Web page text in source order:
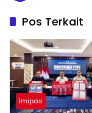
Pos Terkait
Imipas